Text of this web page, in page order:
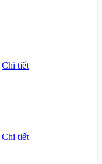
Chi tiết
Chi tiết